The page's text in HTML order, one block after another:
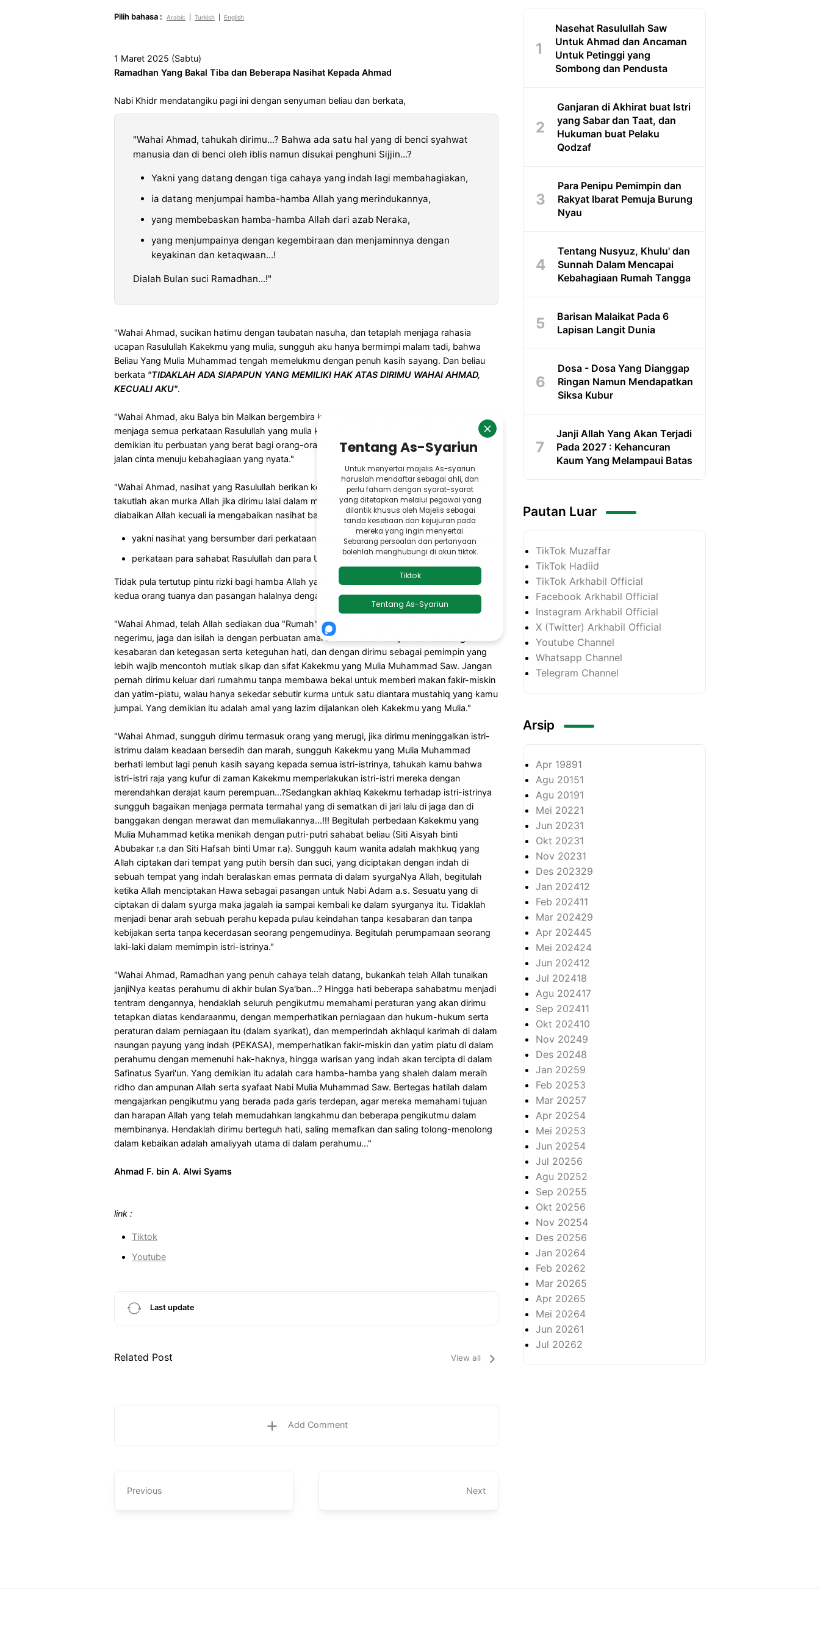
Pilih bahasa : Arabic Turkish English
1 Maret 2025 (Sabtu)
Ramadhan Yang Bakal Tiba dan Beberapa Nasihat Kepada Ahmad
Nabi Khidr mendatangiku pagi ini dengan senyuman beliau dan berkata,
"Wahai Ahmad, tahukah dirimu...? Bahwa ada satu hal yang di benci syahwat
manusia dan di benci oleh iblis namun disukai penghuni Sijjin...?
Yakni yang datang dengan tiga cahaya yang indah lagi membahagiakan,
ia datang menjumpai hamba-hamba Allah yang merindukannya,
yang membebaskan hamba-hamba Allah dari azab Neraka,
yang menjumpainya dengan kegembiraan dan menjaminnya dengan
keyakinan dan ketaqwaan...!
Dialah Bulan suci Ramadhan...!"
"Wahai Ahmad, sucikan hatimu dengan taubatan nasuha, dan tetaplah menjaga rahasia
ucapan Rasulullah Kakekmu yang mulia, sungguh aku hanya bermimpi malam tadi, bahwa
Beliau Yang Mulia Muhammad tengah memelukmu dengan penuh kasih sayang. Dan beliau
berkata "TIDAKLAH ADA SIAPAPUN YANG MEMILIKI HAK ATAS DIRIMU WAHAI AHMAD,
KECUALI AKU".
"Wahai Ahmad, aku Balya bin Malkan bergembira ketika dirimu mampu meredam amarah dan
menjaga semua perkataan Rasulullah yang mulia kepadamu di dalam mimpi itu, sungguh yang
demikian itu perbuatan yang berat bagi orang-orang yang memilih cinta dunia dibandingkan
jalan cinta menuju kebahagiaan yang nyata."
"Wahai Ahmad, nasihat yang Rasulullah berikan kepadamu bukanlah untuk di dengar namun
takutlah akan murka Allah jika dirimu lalai dalam mengamalkannya, tidaklah seseorang
diabaikan Allah kecuali ia mengabaikan nasihat baik untuk dirinya,
yakni nasihat yang bersumber dari perkataan Rasulullah Muhammad yang mulia (Hadits),
perkataan para sahabat Rasulullah dan para Ulama yang shaleh lagi bertaqwa.
Tidak pula tertutup pintu rizki bagi hamba Allah yang menjaga lisan dan sikapnya kepada
kedua orang tuanya dan pasangan halalnya dengan penuh kesabaran."
"Wahai Ahmad, telah Allah sediakan dua "Rumah" di negeri saudaramu dan dua rumah di
negerimu, jaga dan isilah ia dengan perbuatan amal shaleh dan akhlaqul karimah dengan
kesabaran dan ketegasan serta keteguhan hati, dan dengan dirimu sebagai pemimpin yang
lebih wajib mencontoh mutlak sikap dan sifat Kakekmu yang Mulia Muhammad Saw. Jangan
pernah dirimu keluar dari rumahmu tanpa membawa bekal untuk memberi makan fakir-miskin
dan yatim-piatu, walau hanya sekedar sebutir kurma untuk satu diantara mustahiq yang kamu
jumpai. Yang demikian itu adalah amal yang lazim dijalankan oleh Kakekmu yang Mulia."
"Wahai Ahmad, sungguh dirimu termasuk orang yang merugi, jika dirimu meninggalkan istri-
istrimu dalam keadaan bersedih dan marah, sungguh Kakekmu yang Mulia Muhammad
berhati lembut lagi penuh kasih sayang kepada semua istri-istrinya, tahukah kamu bahwa
istri-istri raja yang kufur di zaman Kakekmu memperlakukan istri-istri mereka dengan
merendahkan derajat kaum perempuan...?Sedangkan akhlaq Kakekmu terhadap istri-istrinya
sungguh bagaikan menjaga permata termahal yang di sematkan di jari lalu di jaga dan di
banggakan dengan merawat dan memuliakannya...!!! Begitulah perbedaan Kakekmu yang
Mulia Muhammad ketika menikah dengan putri-putri sahabat beliau (Siti Aisyah binti
Abubakar r.a dan Siti Hafsah binti Umar r.a). Sungguh kaum wanita adalah makhkuq yang
Allah ciptakan dari tempat yang putih bersih dan suci, yang diciptakan dengan indah di
sebuah tempat yang indah beralaskan emas permata di dalam syurgaNya Allah, begitulah
ketika Allah menciptakan Hawa sebagai pasangan untuk Nabi Adam a.s. Sesuatu yang di
ciptakan di dalam syurga maka jagalah ia sampai kembali ke dalam syurganya itu. Tidaklah
menjadi benar arah sebuah perahu kepada pulau keindahan tanpa kesabaran dan tanpa
kebijakan serta tanpa kecerdasan seorang pengemudinya. Begitulah perumpamaan seorang
laki-laki dalam memimpin istri-istrinya."
"Wahai Ahmad, Ramadhan yang penuh cahaya telah datang, bukankah telah Allah tunaikan
janjiNya keatas perahumu di akhir bulan Sya'ban...? Hingga hati beberapa sahabatmu menjadi
tentram dengannya, hendaklah seluruh pengikutmu memahami peraturan yang akan dirimu
tetapkan diatas kendaraanmu, dengan memperhatikan perniagaan dan hukum-hukum serta
peraturan dalam perniagaan itu (dalam syarikat), dan memperindah akhlaqul karimah di dalam
naungan payung yang indah (PEKASA), memperhatikan fakir-miskin dan yatim piatu di dalam
perahumu dengan memenuhi hak-haknya, hingga warisan yang indah akan tercipta di dalam
Safinatus Syari'un. Yang demikian itu adalah cara hamba-hamba yang shaleh dalam meraih
ridho dan ampunan Allah serta syafaat Nabi Mulia Muhammad Saw. Bertegas hatilah dalam
mengajarkan pengikutmu yang berada pada garis terdepan, agar mereka memahami tujuan
dan harapan Allah yang telah memudahkan langkahmu dan beberapa pengikutmu dalam
membinanya. Hendaklah dirimu berteguh hati, saling memafkan dan saling tolong-menolong
dalam kebaikan adalah amaliyyah utama di dalam perahumu..."
Ahmad F. bin A. Alwi Syams
link :
Tiktok
Youtube
Last update
Related Post View all
Add Comment
Previous Next
Nasehat Rasulullah Saw
Untuk Ahmad dan Ancaman
Untuk Petinggi yang
Sombong dan Pendusta
Ganjaran di Akhirat buat Istri
yang Sabar dan Taat, dan
Hukuman buat Pelaku
Qodzaf
Para Penipu Pemimpin dan
Rakyat Ibarat Pemuja Burung
Nyau
Tentang Nusyuz, Khulu' dan
Sunnah Dalam Mencapai
Kebahagiaan Rumah Tangga
Barisan Malaikat Pada 6
Lapisan Langit Dunia
Dosa - Dosa Yang Dianggap
Ringan Namun Mendapatkan
Siksa Kubur
Janji Allah Yang Akan Terjadi
Pada 2027 : Kehancuran
Kaum Yang Melampaui Batas
Pautan Luar
TikTok Muzaffar
TikTok Hadiid
TikTok Arkhabil Official
Facebook Arkhabil Official
Instagram Arkhabil Official
X (Twitter) Arkhabil Official
Youtube Channel
Whatsapp Channel
Telegram Channel
Arsip
Apr 19891
Agu 20151
Agu 20191
Mei 20221
Jun 20231
Okt 20231
Nov 20231
Des 202329
Jan 202412
Feb 202411
Mar 202429
Apr 202445
Mei 202424
Jun 202412
Jul 202418
Agu 202417
Sep 202411
Okt 202410
Nov 20249
Des 20248
Jan 20259
Feb 20253
Mar 20257
Apr 20254
Mei 20253
Jun 20254
Jul 20256
Agu 20252
Sep 20255
Okt 20256
Nov 20254
Des 20256
Jan 20264
Feb 20262
Mar 20265
Apr 20265
Mei 20264
Jun 20261
Jul 20262